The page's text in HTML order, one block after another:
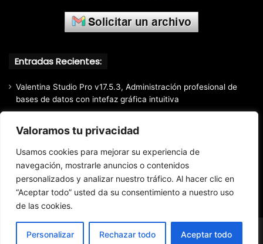
Valoramos tu privacidad
Usamos cookies para mejorar su experiencia de
navegación, mostrarle anuncios o contenidos
personalizados y analizar nuestro tráfico. Al hacer clic en
“Aceptar todo” usted da su consentimiento a nuestro uso
de las cookies.
Personalizar Rechazar todo Aceptar todo
Entradas Recientes:
Valentina Studio Pro v17.5.3, Administración profesional de
bases de datos con intefaz gráfica intuitiva
datos de la manera más fácil y rápida
Mozilla Firefox (2026) v153.0.3, Navegador web libre y de
código abierto​ desarrollado por la Corporación Mozilla
Total Audio Converter v6.1.0.305, Solución para convertir o
modificar todos los formatos de audio existentes
© Copyright 2016 - 2026 Todos los derechos reservados.